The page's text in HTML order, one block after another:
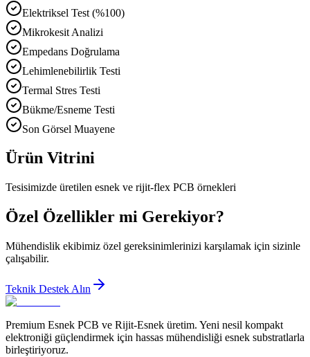
Elektriksel Test (%100)
Mikrokesit Analizi
Empedans Doğrulama
Lehimlenebilirlik Testi
Termal Stres Testi
Bükme/Esneme Testi
Son Görsel Muayene
Ürün Vitrini
Tesisimizde üretilen esnek ve rijit-flex PCB örnekleri
Özel Özellikler mi Gerekiyor?
Mühendislik ekibimiz özel gereksinimlerinizi karşılamak için sizinle
çalışabilir.
Teknik Destek Alın
Premium Esnek PCB ve Rijit-Esnek üretim. Yeni nesil kompakt
elektroniği güçlendirmek için hassas mühendisliği esnek substratlarla
birleştiriyoruz.